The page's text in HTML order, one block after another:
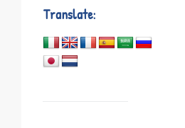
Translate: